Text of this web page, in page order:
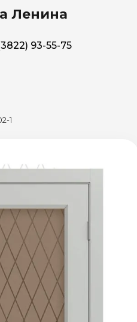
Ленина
93-55-75
1